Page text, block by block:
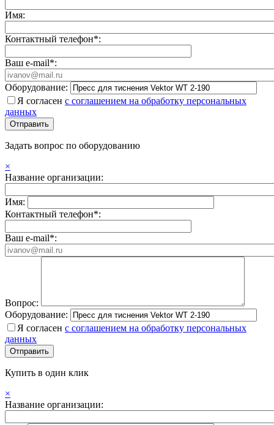
Имя:
Контактный телефон*:
Ваш e-mail*:
Оборудование:
Я согласен с соглашением на обработку персональных
данных
Задать вопрос по оборудованию
×
Название организации:
Имя:
Контактный телефон*:
Ваш e-mail*:
Вопрос:
Оборудование:
Я согласен с соглашением на обработку персональных
данных
Купить в один клик
×
Название организации: